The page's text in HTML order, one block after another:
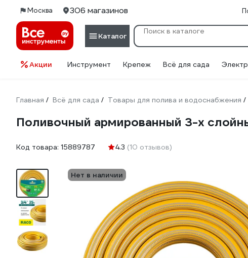
Москва 306 магазинов
Каталог
Акции Инструмент Крепеж Всё для сада
Главная / Всё для сада / Товары для полива и водоснабжения /
Поливочный армированный 3-х
Код товара: 15889787 4.3 (10 отзывов)
Нет в наличии